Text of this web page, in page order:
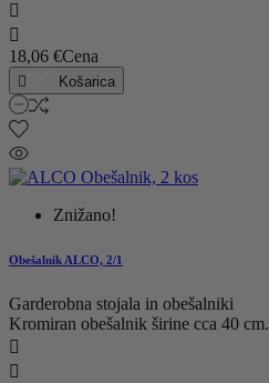


18,06 €Cena
 Košarica
Znižano!
Obešalnik ALCO, 2/1
Garderobna stojala in obešalniki
Kromiran obešalnik širine cca 40 cm.

